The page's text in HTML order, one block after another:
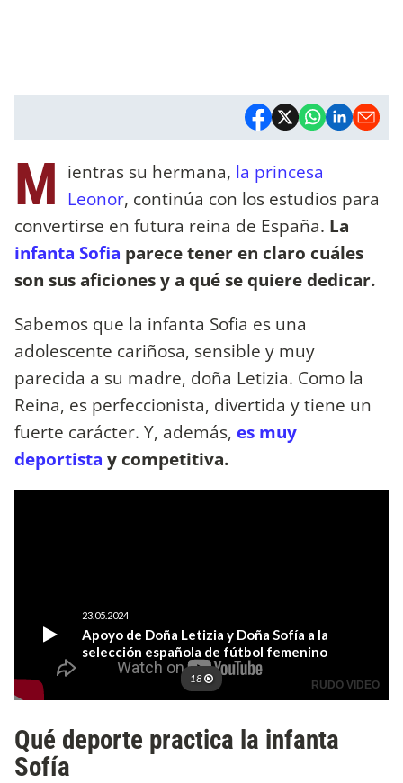
M ientras su hermana, la princesa
Leonor, continúa con los estudios para
convertirse en futura reina de España. La
infanta Sofia parece tener en claro cuáles
son sus aficiones y a qué se quiere dedicar.
Sabemos que la infanta Sofia es una
adolescente cariñosa, sensible y muy
parecida a su madre, doña Letizia. Como la
Reina, es perfeccionista, divertida y tiene un
fuerte carácter. Y, además, es muy
deportista y competitiva.
Qué deporte practica la infanta
Sofía